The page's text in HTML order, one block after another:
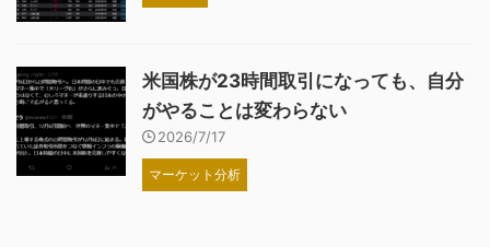
米国株が23時間取引になっても、自分
がやることは変わらない
2026/7/17
マーケット分析